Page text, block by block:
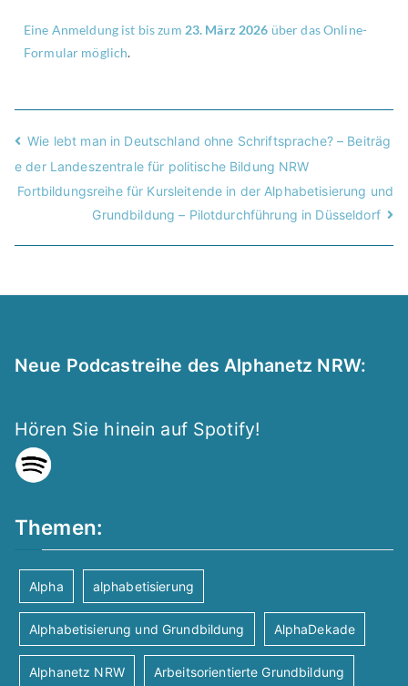
Eine Anmeldung ist bis zum 23. März 2026 über das Online-
Formular möglich.
Wie lebt man in Deutschland ohne Schriftsprache? – Beiträg
e der Landeszentrale für politische Bildung NRW
Fortbildungsreihe für Kursleitende in der Alphabetisierung und
Grundbildung – Pilotdurchführung in Düsseldorf
Neue Podcastreihe des Alphanetz NRW:
Hören Sie hinein auf Spotify!
Themen:
Alpha alphabetisierung
Alphabetisierung und Grundbildung AlphaDekade
Alphanetz NRW Arbeitsorientierte Grundbildung